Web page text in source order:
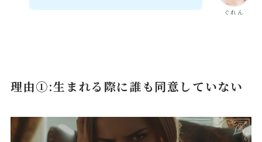
ぐれん
理由①:生まれる際に誰も同意していない